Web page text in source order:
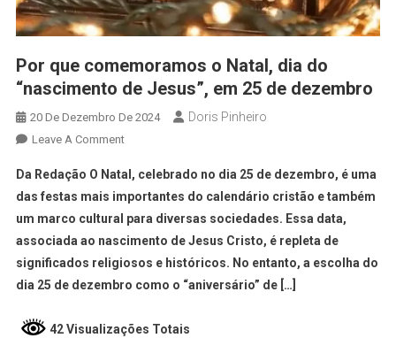
Por que comemoramos o Natal, dia do
“nascimento de Jesus”, em 25 de dezembro
20 De Dezembro De 2024 Doris Pinheiro
Leave A Comment
Da Redação O Natal, celebrado no dia 25 de dezembro, é uma
das festas mais importantes do calendário cristão e também
um marco cultural para diversas sociedades. Essa data,
associada ao nascimento de Jesus Cristo, é repleta de
significados religiosos e históricos. No entanto, a escolha do
dia 25 de dezembro como o “aniversário” de […]
42 Visualizações Totais